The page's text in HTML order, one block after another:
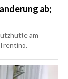
ab;
am